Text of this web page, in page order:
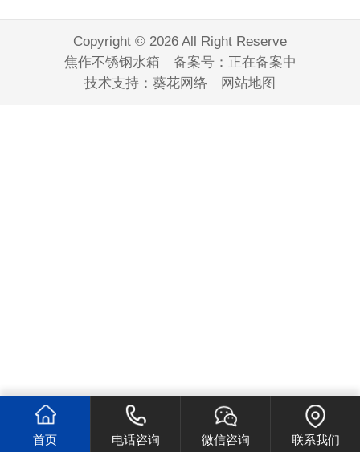
Copyright © 2026 All Right Reserve
焦作不锈钢水箱 备案号： 正在备案中
技术支持： 葵花网络 网站地图
首页 电话咨询 微信咨询 联系我们